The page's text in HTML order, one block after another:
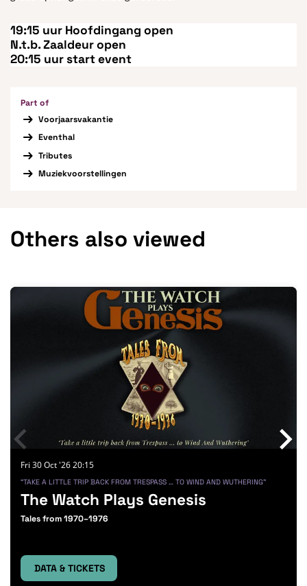
19:15 uur Hoofdingang open
N.t.b. Zaaldeur open
20:15 uur start event
Part of
Voorjaarsvakantie
Eventhal
Tributes
Muziekvoorstellingen
Others also viewed
The Watch Plays Genesis
Tales from 1970–1976
“TAKE A LITTLE TRIP BACK FROM TRESPASS … TO WIND AND WUTHERING”
Fri 30 Oct '2620:15
DATA & TICKETS